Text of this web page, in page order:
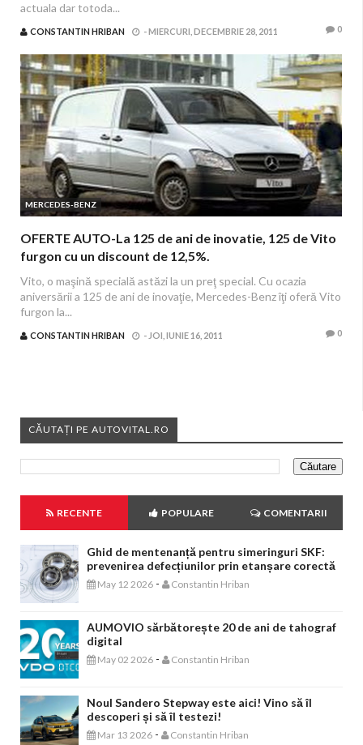
actuala dar totoda...
CONSTANTIN HRIBAN -MIERCURI, DECEMBRIE 28, 2011 0
MERCEDES-BENZ
OFERTE AUTO-La 125 de ani de inovatie, 125 de Vito
furgon cu un discount de 12,5%.
Vito, o maşină specială astăzi la un preţ special. Cu ocazia
aniversării a 125 de ani de inovaţie, Mercedes-Benz îţi oferă Vito
furgon la...
CONSTANTIN HRIBAN - JOI, IUNIE 16, 2011 0
CĂUTAȚI PE AUTOVITAL.RO
RECENTE POPULARE COMENTARII
Ghid de mentenanță pentru simeringuri SKF:
prevenirea defecțiunilor prin etanșare corectă
May 12 2026 - Constantin Hriban
AUMOVIO sărbătorește 20 de ani de tahograf
digital
May 02 2026 - Constantin Hriban
Noul Sandero Stepway este aici! Vino să îl
descoperi și să îl testezi!
Mar 13 2026 - Constantin Hriban